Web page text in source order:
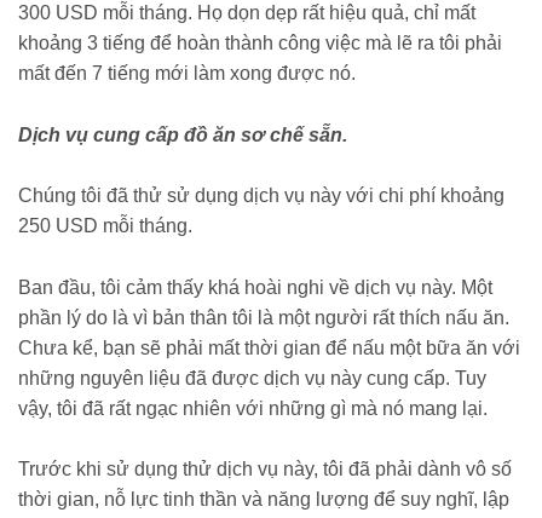
300 USD mỗi tháng. Họ dọn dẹp rất hiệu quả, chỉ mất
khoảng 3 tiếng để hoàn thành công việc mà lẽ ra tôi phải
mất đến 7 tiếng mới làm xong được nó.
Dịch vụ cung cấp đồ ăn sơ chế sẵn.
Chúng tôi đã thử sử dụng dịch vụ này với chi phí khoảng
250 USD mỗi tháng.
Ban đầu, tôi cảm thấy khá hoài nghi về dịch vụ này. Một
phần lý do là vì bản thân tôi là một người rất thích nấu ăn.
Chưa kể, bạn sẽ phải mất thời gian để nấu một bữa ăn với
những nguyên liệu đã được dịch vụ này cung cấp. Tuy
vậy, tôi đã rất ngạc nhiên với những gì mà nó mang lại.
Trước khi sử dụng thử dịch vụ này, tôi đã phải dành vô số
thời gian, nỗ lực tinh thần và năng lượng để suy nghĩ, lập